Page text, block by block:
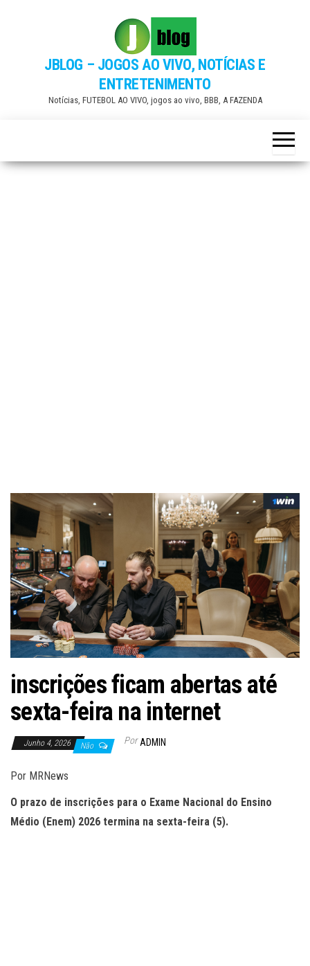
JBLOG – JOGOS AO VIVO, NOTÍCIAS E
ENTRETENIMENTO
Notícias, FUTEBOL AO VIVO, jogos ao vivo, BBB, A FAZENDA
inscrições ficam abertas até
sexta-feira na internet
Junho 4, 2026 Não Por ADMIN
Por MRNews
O prazo de inscrições para o Exame Nacional do Ensino
Médio (Enem) 2026 termina na sexta-feira (5).